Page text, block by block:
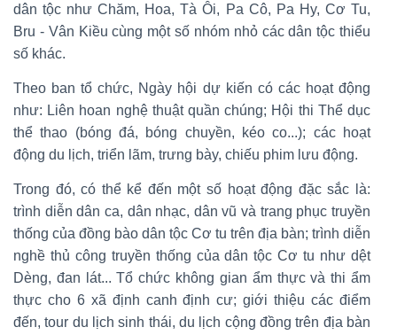
dân tộc như Chăm, Hoa, Tà Ôi, Pa Cô, Pa Hy, Cơ Tu,
Bru - Vân Kiều cùng một số nhóm nhỏ các dân tộc thiểu
số khác.
Theo ban tổ chức, Ngày hội dự kiến có các hoạt động
như: Liên hoan nghệ thuật quần chúng; Hội thi Thể dục
thể thao (bóng đá, bóng chuyền, kéo co...); các hoạt
động du lịch, triển lãm, trưng bày, chiếu phim lưu động.
Trong đó, có thể kể đến một số hoạt động đặc sắc là:
trình diễn dân ca, dân nhạc, dân vũ và trang phục truyền
thống của đồng bào dân tộc Cơ tu trên địa bàn; trình diễn
nghề thủ công truyền thống của dân tộc Cơ tu như dệt
Dèng, đan lát... Tổ chức không gian ẩm thực và thi ẩm
thực cho 6 xã định canh định cư; giới thiệu các điểm
đến, tour du lịch sinh thái, du lịch cộng đồng trên địa bàn